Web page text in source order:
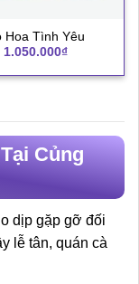
Hoa Tình Yêu
1.050.000₫
Củng
dịp gặp gỡ đối
lễ tân, quán cà